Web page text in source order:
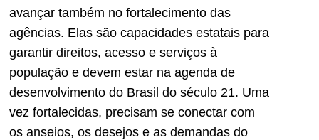
avançar também no fortalecimento das
agências. Elas são capacidades estatais para
garantir direitos, acesso e serviços à
população e devem estar na agenda de
desenvolvimento do Brasil do século 21. Uma
vez fortalecidas, precisam se conectar com
os anseios, os desejos e as demandas do